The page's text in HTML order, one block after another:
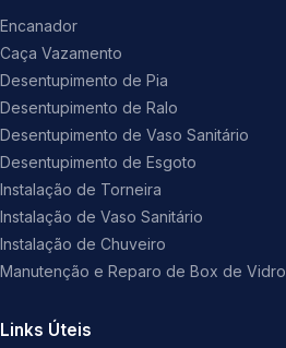
Encanador
Caça Vazamento
Desentupimento de Pia
Desentupimento de Ralo
Desentupimento de Vaso Sanitário
Desentupimento de Esgoto
Instalação de Torneira
Instalação de Vaso Sanitário
Instalação de Chuveiro
Manutenção e Reparo de Box de Vidro
Links Úteis